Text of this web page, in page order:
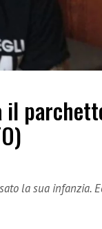
il
la sua infanzia.